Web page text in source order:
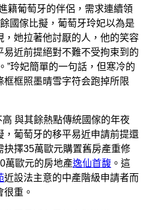
籍葡萄牙的伴侶，需求連續領
國傢比擬，葡萄牙玲妃以為是
，她拉著他討厭的人，他的笑容
易近前提絕對不難不受拘束到的
”玲妃簡單的一句話，但寒冷的
框框照墨晴雪字符会跑掉所限
與其餘熱點傳統國傢的年夜
，葡萄牙的移平易近申請前提還
抉擇35萬歐元購置舊房產重修
萬歐元的房地產逸仙首馥 。這
近設法主意的中產階級申請者而
重。